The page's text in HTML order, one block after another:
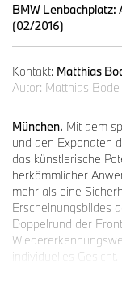
BMW Lenbachplatz:
(02/2016)
Kontakt: Matthias
Autor: Matthias Bode
München. Mit dem
und den Exponaten
das künstlerische
herkömmlicher
mehr als eine
Erscheinungsbildes
Doppelrund der
individuelles Gesicht.